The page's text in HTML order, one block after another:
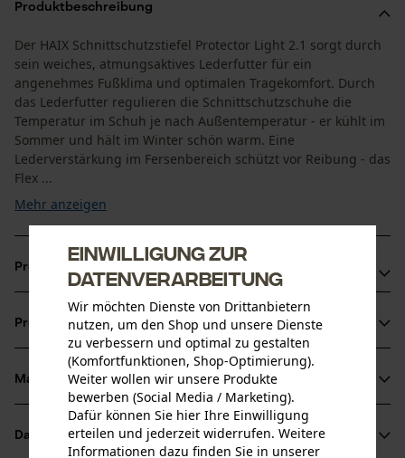
Produktbeschreibung
Der HAIX Schnittschutzstiefel Protector Light 2.1 sorgt durch
sein weiches, atmungsaktives Lederfutter für ein
angenehmes Fußklima und optimalen Tragekomfort. Durch
das Lederfutter regulieren die Schnittschutzschuhe die
Temperatur im Schuh je nach Außentemperatur - er kühlt im
Sommer und hält im Winter schön warm. Eine
Lederverstärkung im Fersenbereich schützt vor Reibung - das
Flex ...
Mehr anzeigen
Produktvorteile
Geprüfter Schnittschutz nach Klasse 2
Stoßfest dank Composite toe cap
Rutschhemmender Schnittschutzstiefel durch Anti Slip
Produktinformationen
Produktdetails
Aktivitätstyp
Arbeiten, Schützen, Unfallvermeidung
Material & Pflege
Material
Datenblätter
Einwilligung zur
Datenverarbeitung
Wir möchten Dienste von Drittanbietern
nutzen, um den Shop und unsere Dienste
zu verbessern und optimal zu gestalten
(Komfortfunktionen, Shop-Optimierung).
Weiter wollen wir unsere Produkte
bewerben (Social Media / Marketing).
Dafür können Sie hier Ihre Einwilligung
erteilen und jederzeit widerrufen. Weitere
Informationen dazu finden Sie in unserer